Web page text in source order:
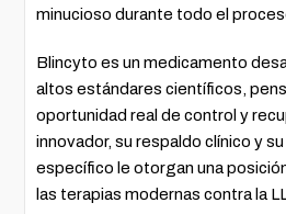
minucioso durante todo el
Blincyto es un medicamento
altos estándares científicos,
oportunidad real de control y
innovador, su respaldo clínico y
específico le otorgan una
las terapias modernas contra la